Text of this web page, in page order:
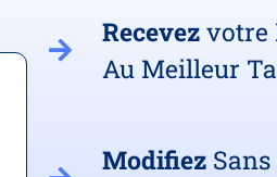
Recevez votre
Au Meilleur
ModifiezSans